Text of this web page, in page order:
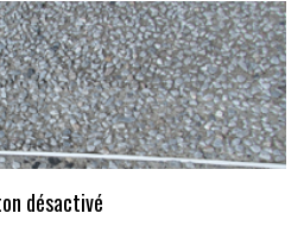
désactivé